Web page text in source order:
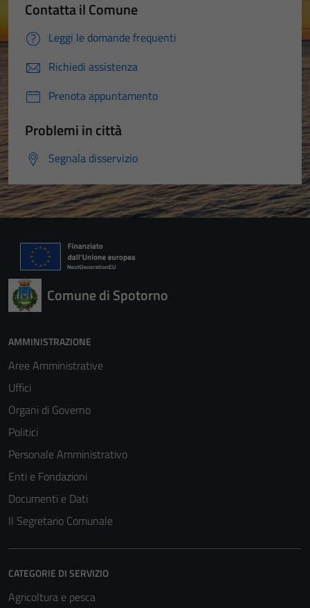
Contatta il Comune
Leggi le domande frequenti
Richiedi assistenza
Prenota appuntamento
Problemi in città
Segnala disservizio
Comune di Spotorno
AMMINISTRAZIONE
Aree Amministrative
Uffici
Organi di Governo
Politici
Personale Amministrativo
Enti e Fondazioni
Documenti e Dati
Il Segretario Comunale
CATEGORIE DI SERVIZIO
Agricoltura e pesca